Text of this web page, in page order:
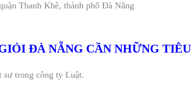
Thanh Khê, thành phố Đà Nẵng
ĐÀ NẴNG CẦN NHỮNG
sư trong công ty Luật.